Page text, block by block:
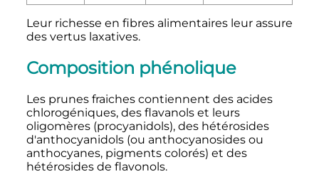
Leur richesse en fibres alimentaires leur assure
des vertus laxatives.
Composition phénolique
Les prunes fraiches contiennent des acides
chlorogéniques, des flavanols et leurs
oligomères (procyanidols), des hétérosides
d'anthocyanidols (ou anthocyanosides ou
anthocyanes, pigments colorés) et des
hétérosides de flavonols.